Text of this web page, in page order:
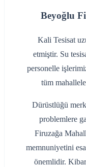
Beyoğlu
Kali Tesisat
etmiştir. Su
personelle
tüm
Dürüstlüğü
problemlere
Firuzağa
memnuniyetini
önemlidir.